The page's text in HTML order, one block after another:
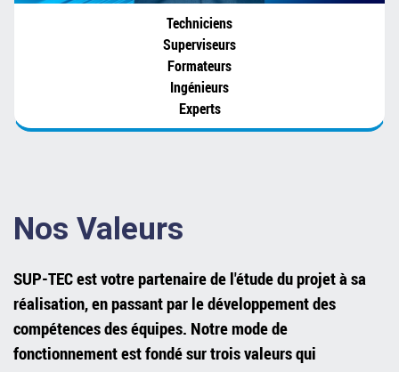
Techniciens
Superviseurs
Formateurs
Ingénieurs
Experts
Nos Valeurs
SUP-TEC est votre partenaire de l'étude du projet à sa
réalisation, en passant par le développement des
compétences des équipes. Notre mode de
fonctionnement est fondé sur trois valeurs qui